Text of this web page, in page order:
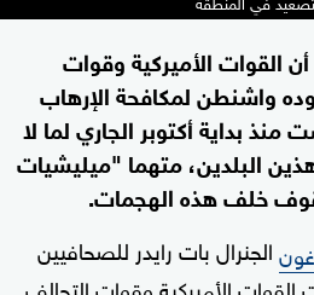
القوات الأميركية وقوات
واشنطن لمكافحة الإرهاب
بداية أكتوبر الجاري لما لا
في هذين البلدين، متهما "ميليشيات
خلف هذه الهجمات.
الجنرال بات رايدر للصحافيين
القوات الأميركية وقوات التحالف